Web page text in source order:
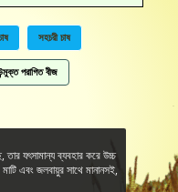
সহচরী চাষ
পরাগিত বীজ
তার যৎসামান্য ব্যবহার করে উচ্চ
এবং জলবায়ুর সাথে মানানসই,